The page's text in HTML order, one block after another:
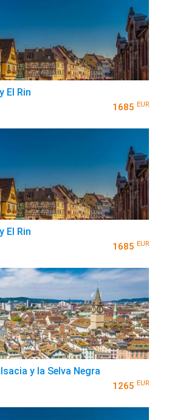
El Rin
1685 EUR
El Rin
1685 EUR
y la Selva Negra
1265 EUR